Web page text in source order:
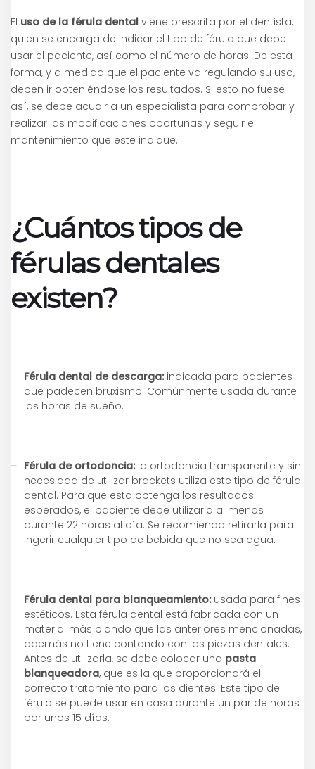
El uso de la férula dental viene prescrita por el dentista,
quien se encarga de indicar el tipo de férula que debe
usar el paciente, así como el número de horas. De esta
forma, y a medida que el paciente va regulando su uso,
deben ir obteniéndose los resultados. Si esto no fuese
así, se debe acudir a un especialista para comprobar y
realizar las modificaciones oportunas y seguir el
mantenimiento que este indique.
¿Cuántos tipos de
férulas dentales
existen?
Férula dental de descarga: indicada para pacientes
que padecen bruxismo. Comúnmente usada durante
las horas de sueño.
Férula de ortodoncia: la ortodoncia transparente y sin
necesidad de utilizar brackets utiliza este tipo de férula
dental. Para que esta obtenga los resultados
esperados, el paciente debe utilizarla al menos
durante 22 horas al día. Se recomienda retirarla para
ingerir cualquier tipo de bebida que no sea agua.
Férula dental para blanqueamiento: usada para fines
estéticos. Esta férula dental está fabricada con un
material más blando que las anteriores mencionadas,
además no tiene contando con las piezas dentales.
Antes de utilizarla, se debe colocar una pasta
blanqueadora, que es la que proporcionará el
correcto tratamiento para los dientes. Este tipo de
férula se puede usar en casa durante un par de horas
por unos 15 días.